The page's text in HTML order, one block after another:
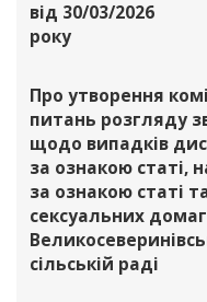
від 30/03/2026
року
Про утворення
питань розгляду
щодо випадків
за ознакою статі,
за ознакою статі
сексуальних
сільській раді